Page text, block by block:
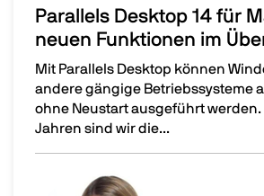
Parallels Desktop 14 für
neuen Funktionen im
Mit Parallels Desktop können
andere gängige Betriebssysteme
ohne Neustart ausgeführt werden.
Jahren sind wir die...
Parallels Desktop 14 für Mac: Alle